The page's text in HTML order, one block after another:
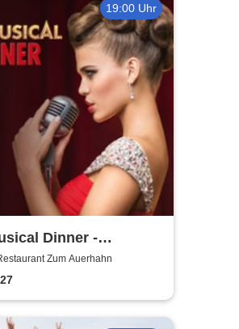
19:00 Uhr
Dinner -
Genuss und
Unterhaltung
Zum Auerhahn